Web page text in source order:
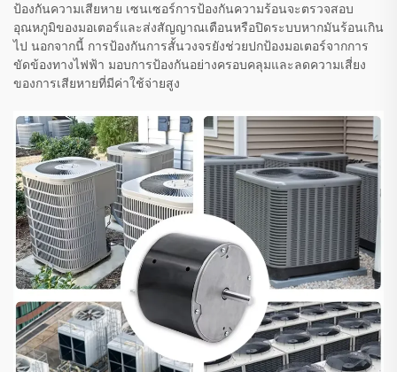
ป้องกันความเสียหาย เซนเซอร์การป้องกันความร้อนจะตรวจสอบ
อุณหภูมิของมอเตอร์และส่งสัญญาณเตือนหรือปิดระบบหากมันร้อนเกิน
ไป นอกจากนี้ การป้องกันการสั้นวงจรยังช่วยปกป้องมอเตอร์จากการ
ขัดข้องทางไฟฟ้า มอบการป้องกันอย่างครอบคลุมและลดความเสี่ยง
ของการเสียหายที่มีค่าใช้จ่ายสูง